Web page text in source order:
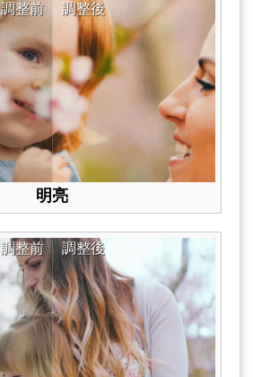
調整後
調整前
明亮
調整後
調整前